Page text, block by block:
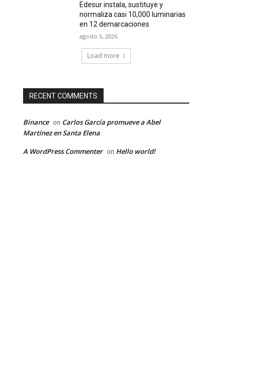
Edesur instala, sustituye y
normaliza casi 10,000 luminarias
en 12 demarcaciones
agosto 5, 2026
Load more
RECENT COMMENTS
Binance on Carlos García promueve a Abel
Martínez en Santa Elena
A WordPress Commenter on Hello world!